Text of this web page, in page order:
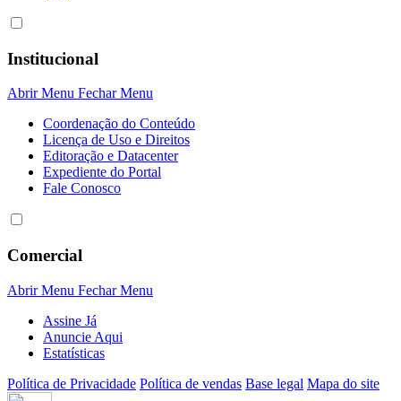
Institucional
Abrir Menu Fechar Menu
Coordenação do Conteúdo
Licença de Uso e Direitos
Editoração e Datacenter
Expediente do Portal
Fale Conosco
Comercial
Abrir Menu Fechar Menu
Assine Já
Anuncie Aqui
Estatísticas
Política de Privacidade Política de vendas Base legal Mapa do site